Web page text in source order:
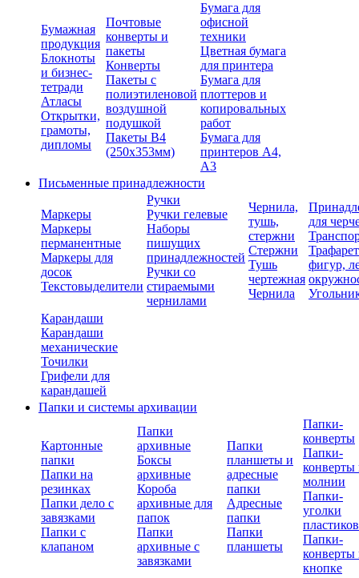
Бумажная
продукция
Блокноты
и бизнес-
тетради
Атласы
Открытки,
грамоты,
дипломы
Почтовые
конверты и
пакеты
Конверты
Пакеты с
полиэтиленовой
воздушной
подушкой
Пакеты В4
(250х353мм)
Бумага для
офисной
техники
Цветная бумага
для принтера
Бумага для
плоттеров и
копировальных
работ
Бумага для
принтеров А4,
А3
Письменные принадлежности
Маркеры
Маркеры
перманентные
Маркеры для
досок
Текстовыделители
Ручки
Ручки гелевые
Наборы
пишущих
принадлежностей
Ручки со
стираемыми
чернилами
Чернила,
тушь,
стержни
Стержни
Тушь
чертежная
Чернила
для
фигур,
Карандаши
Карандаши
механические
Точилки
Грифели для
карандашей
Папки и системы архивации
Картонные
папки
Папки на
резинках
Папки дело с
завязками
Папки с
клапаном
Папки
архивные
Боксы
архивные
Короба
архивные для
папок
Папки
архивные с
завязками
Папки
планшеты и
адресные
папки
Адресные
папки
Папки
планшеты
Папки-
конверты
Папки-
конверты
молнии
Папки-
уголки
Папки-
конверты
кнопке